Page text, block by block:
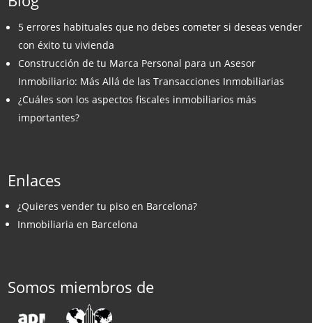
5 errores habituales que no debes cometer si deseas vender
con éxito tu vivienda
Construcción de tu Marca Personal para un Asesor
Inmobiliario: Más Allá de las Transacciones Inmobiliarias
¿Cuáles son los aspectos fiscales inmobiliarios más
importantes?
Enlaces
¿Quieres vender tu piso en Barcelona?
Inmobiliaria en Barcelona
Somos miembros de